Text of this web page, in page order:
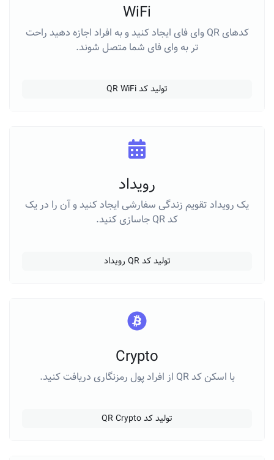
WiFi
کدهای QR وای فای ایجاد کنید و به افراد اجازه دهید راحت
تر به وای فای شما متصل شوند.
تولید کد QR WiFi
رویداد
یک رویداد تقویم زندگی سفارشی ایجاد کنید و آن را در یک
کد QR جاسازی کنید.
تولید کد QR رویداد
Crypto
با اسکن کد QR از افراد پول رمزنگاری دریافت کنید.
تولید کد QR Crypto